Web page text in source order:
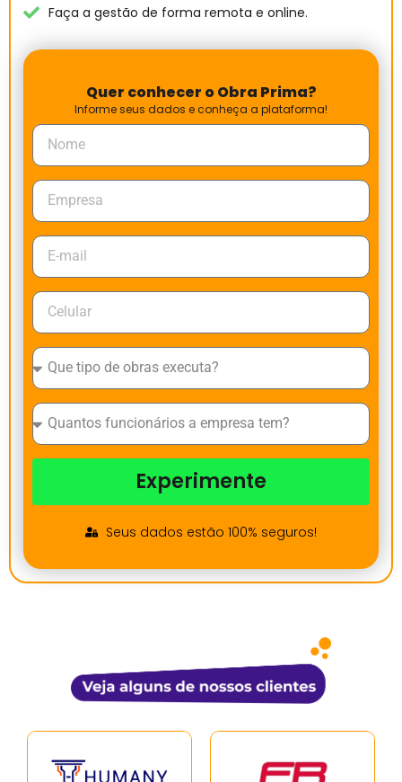
Faça a gestão de forma remota e online.
Quer conhecer o Obra Prima?
Informe seus dados e conheça a plataforma!
Experimente
Seus dados estão 100% seguros!